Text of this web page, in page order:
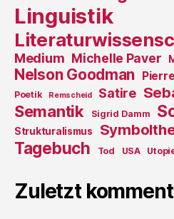
Linguistik
Medium Michelle Paver
Nelson Goodman
Poetik
Remscheid Satire
Semantik Sigrid Damm
Strukturalismus
Tagebuch Tod USA
Zuletzt